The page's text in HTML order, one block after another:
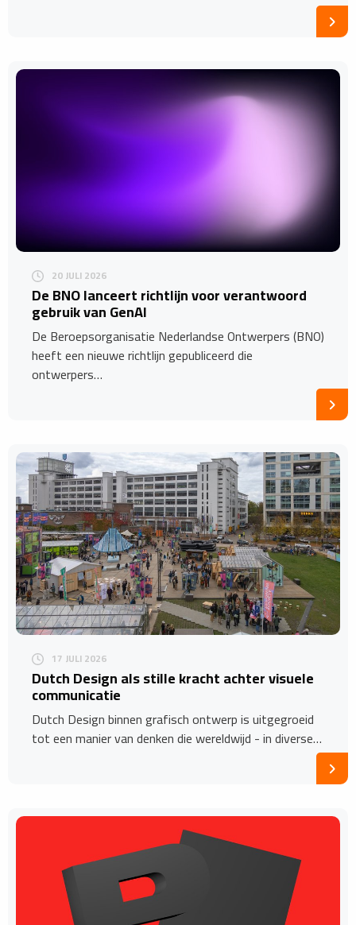
20 JULI 2026
De BNO lanceert richtlijn voor verantwoord
gebruik van GenAI
De Beroepsorganisatie Nederlandse Ontwerpers (BNO)
heeft een nieuwe richtlijn gepubliceerd die
ontwerpers…
17 JULI 2026
Dutch Design als stille kracht achter visuele
communicatie
Dutch Design binnen grafisch ontwerp is uitgegroeid
tot een manier van denken die wereldwijd - in diverse…